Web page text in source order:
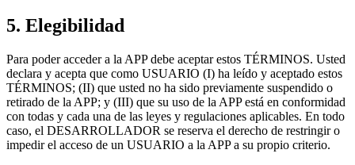
5. Elegibilidad
Para poder acceder a la APP debe aceptar estos TÉRMINOS. Usted
declara y acepta que como USUARIO (I) ha leído y aceptado estos
TÉRMINOS; (II) que usted no ha sido previamente suspendido o
retirado de la APP; y (III) que su uso de la APP está en conformidad
con todas y cada una de las leyes y regulaciones aplicables. En todo
caso, el DESARROLLADOR se reserva el derecho de restringir o
impedir el acceso de un USUARIO a la APP a su propio criterio.